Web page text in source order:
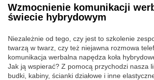
Wzmocnienie komunikacji
świecie hybrydowym
Niezależnie od tego, czy jest to szkolenie
twarzą w twarz, czy też niejawna rozmowa
komunikacja werbalna napędza koła
Jak ją wspierać? Z pomocą przychodzi nasza
budki, kabiny, ścianki działowe i inne